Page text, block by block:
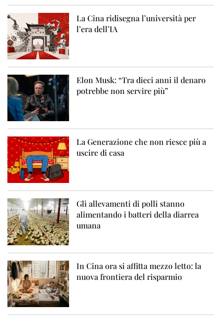
La Cina ridisegna l’università per
l’era dell’IA
Elon Musk: “Tra dieci anni il denaro
potrebbe non servire più”
La Generazione che non riesce più a
uscire di casa
Gli allevamenti di polli stanno
alimentando i batteri della diarrea
umana
In Cina ora si affitta mezzo letto: la
nuova frontiera del risparmio